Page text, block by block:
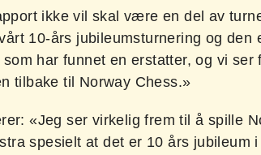
ikke vil skal være en del av
10-års jubileumsturnering og den
har funnet en erstatter, og vi ser
tilbake til Norway Chess.»
«Jeg ser virkelig frem til å spille
spesielt at det er 10 års jubileum